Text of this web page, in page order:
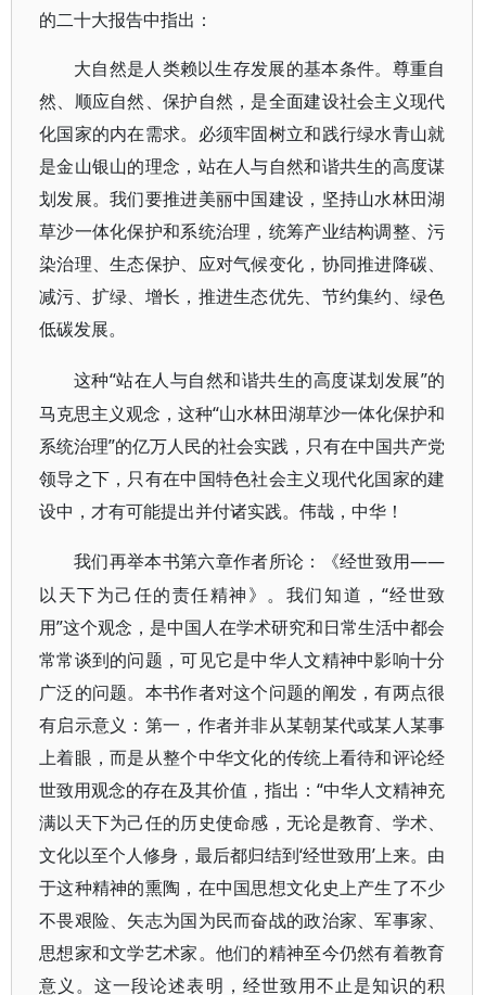
的二十大报告中指出：
大自然是人类赖以生存发展的基本条件。尊重自
然、顺应自然、保护自然，是全面建设社会主义现代
化国家的内在需求。必须牢固树立和践行绿水青山就
是金山银山的理念，站在人与自然和谐共生的高度谋
划发展。我们要推进美丽中国建设，坚持山水林田湖
草沙一体化保护和系统治理，统筹产业结构调整、污
染治理、生态保护、应对气候变化，协同推进降碳、
减污、扩绿、增长，推进生态优先、节约集约、绿色
低碳发展。
这种“站在人与自然和谐共生的高度谋划发展”的
马克思主义观念，这种“山水林田湖草沙一体化保护和
系统治理”的亿万人民的社会实践，只有在中国共产党
领导之下，只有在中国特色社会主义现代化国家的建
设中，才有可能提出并付诸实践。伟哉，中华！
我们再举本书第六章作者所论：《经世致用——
以天下为己任的责任精神》。我们知道，“经世致
用”这个观念，是中国人在学术研究和日常生活中都会
常常谈到的问题，可见它是中华人文精神中影响十分
广泛的问题。本书作者对这个问题的阐发，有两点很
有启示意义：第一，作者并非从某朝某代或某人某事
上着眼，而是从整个中华文化的传统上看待和评论经
世致用观念的存在及其价值，指出：“中华人文精神充
满以天下为己任的历史使命感，无论是教育、学术、
文化以至个人修身，最后都归结到‘经世致用’上来。由
于这种精神的熏陶，在中国思想文化史上产生了不少
不畏艰险、矢志为国为民而奋战的政治家、军事家、
思想家和文学艺术家。他们的精神至今仍然有着教育
意义。这一段论述表明，经世致用不止是知识的积